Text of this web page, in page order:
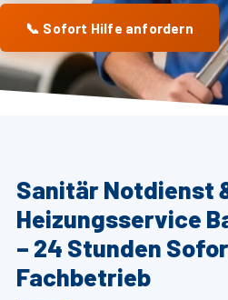
📞 Sofort Hilfe anfordern
Sanitär Notdienst
Heizungsservice
– 24 Stunden
Fachbetrieb